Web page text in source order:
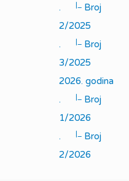
.
|_ Broj
2/2025
.
|_ Broj
3/2025
2026. godina
.
|_ Broj
1/2026
.
|_ Broj
2/2026